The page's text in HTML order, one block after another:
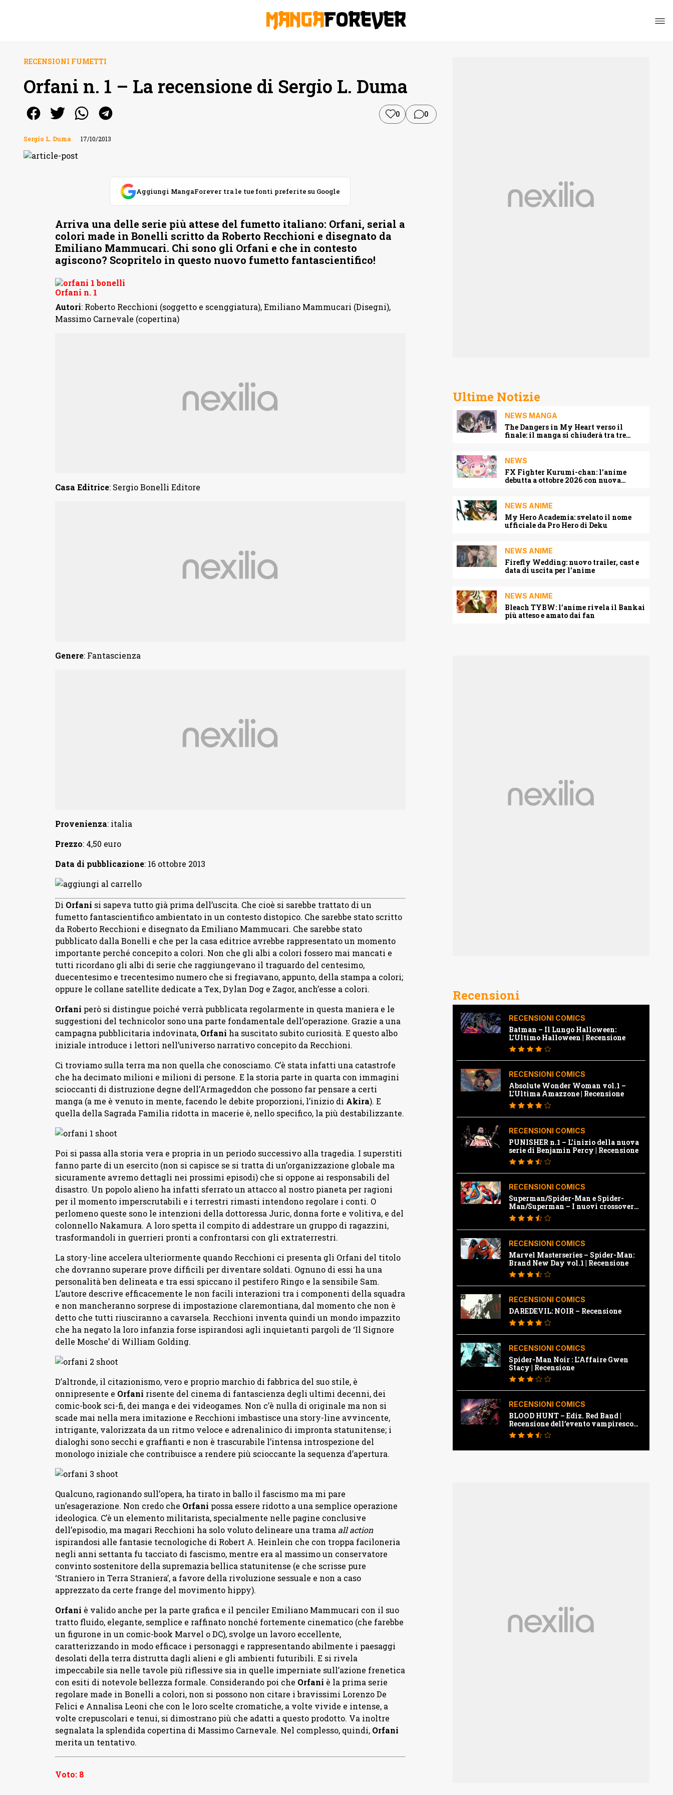
RECENSIONI FUMETTI
Orfani n. 1 – La recensione di Sergio L. Duma
0 0
Sergio L. Duma 17/10/2013
Aggiungi MangaForever tra le tue fonti preferite su Google
Arriva una delle serie più attese del fumetto italiano: Orfani, serial a
colori made in Bonelli scritto da Roberto Recchioni e disegnato da
Emiliano Mammucari. Chi sono gli Orfani e che in contesto
agiscono? Scopritelo in questo nuovo fumetto fantascientifico!
Orfani n. 1
Autori: Roberto Recchioni (soggetto e scenggiatura), Emiliano Mammucari (Disegni),
Massimo Carnevale (copertina)
Casa Editrice: Sergio Bonelli Editore
Genere: Fantascienza
Provenienza: italia
Prezzo: 4,50 euro
Data di pubblicazione: 16 ottobre 2013
Di Orfani si sapeva tutto già prima dell’uscita. Che cioè si sarebbe trattato di un
fumetto fantascientifico ambientato in un contesto distopico. Che sarebbe stato scritto
da Roberto Recchioni e disegnato da Emiliano Mammucari. Che sarebbe stato
pubblicato dalla Bonelli e che per la casa editrice avrebbe rappresentato un momento
importante perché concepito a colori. Non che gli albi a colori fossero mai mancati e
tutti ricordano gli albi di serie che raggiungevano il traguardo del centesimo,
duecentesimo e trecentesimo numero che si fregiavano, appunto, della stampa a colori;
oppure le collane satellite dedicate a Tex, Dylan Dog e Zagor, anch’esse a colori.
Orfani però si distingue poiché verrà pubblicata regolarmente in questa maniera e le
suggestioni del technicolor sono una parte fondamentale dell’operazione. Grazie a una
campagna pubblicitaria indovinata, Orfani ha suscitato subito curiosità. E questo albo
iniziale introduce i lettori nell’universo narrativo concepito da Recchioni.
Ci troviamo sulla terra ma non quella che conosciamo. C’è stata infatti una catastrofe
che ha decimato milioni e milioni di persone. E la storia parte in quarta con immagini
scioccanti di distruzione degne dell’Armageddon che possono far pensare a certi
manga (a me è venuto in mente, facendo le debite proporzioni, l’inizio di Akira). E
quella della Sagrada Familia ridotta in macerie è, nello specifico, la più destabilizzante.
Poi si passa alla storia vera e propria in un periodo successivo alla tragedia. I superstiti
fanno parte di un esercito (non si capisce se si tratta di un’organizzazione globale ma
sicuramente avremo dettagli nei prossimi episodi) che si oppone ai responsabili del
disastro. Un popolo alieno ha infatti sferrato un attacco al nostro pianeta per ragioni
per il momento imperscrutabili e i terrestri rimasti intendono regolare i conti. O
perlomeno queste sono le intenzioni della dottoressa Juric, donna forte e volitiva, e del
colonnello Nakamura. A loro spetta il compito di addestrare un gruppo di ragazzini,
trasformandoli in guerrieri pronti a confrontarsi con gli extraterrestri.
La story-line accelera ulteriormente quando Recchioni ci presenta gli Orfani del titolo
che dovranno superare prove difficili per diventare soldati. Ognuno di essi ha una
personalità ben delineata e tra essi spiccano il pestifero Ringo e la sensibile Sam.
L’autore descrive efficacemente le non facili interazioni tra i componenti della squadra
e non mancheranno sorprese di impostazione claremontiana, dal momento che non è
detto che tutti riusciranno a cavarsela. Recchioni inventa quindi un mondo impazzito
che ha negato la loro infanzia forse ispirandosi agli inquietanti pargoli de ‘Il Signore
delle Mosche’ di William Golding.
D’altronde, il citazionismo, vero e proprio marchio di fabbrica del suo stile, è
onnipresente e Orfani risente del cinema di fantascienza degli ultimi decenni, dei
comic-book sci-fi, dei manga e dei videogames. Non c’è nulla di originale ma non si
scade mai nella mera imitazione e Recchioni imbastisce una story-line avvincente,
intrigante, valorizzata da un ritmo veloce e adrenalinico di impronta statunitense; i
dialoghi sono secchi e graffianti e non è trascurabile l’intensa introspezione del
monologo iniziale che contribuisce a rendere più scioccante la sequenza d’apertura.
Qualcuno, ragionando sull’opera, ha tirato in ballo il fascismo ma mi pare
un’esagerazione. Non credo che Orfani possa essere ridotto a una semplice operazione
ideologica. C’è un elemento militarista, specialmente nelle pagine conclusive
dell’episodio, ma magari Recchioni ha solo voluto delineare una trama all action
ispirandosi alle fantasie tecnologiche di Robert A. Heinlein che con troppa faciloneria
negli anni settanta fu tacciato di fascismo, mentre era al massimo un conservatore
convinto sostenitore della supremazia bellica statunitense (e che scrisse pure
‘Straniero in Terra Straniera’, a favore della rivoluzione sessuale e non a caso
apprezzato da certe frange del movimento hippy).
Orfani è valido anche per la parte grafica e il penciler Emiliano Mammucari con il suo
tratto fluido, elegante, semplice e raffinato nonché fortemente cinematico (che farebbe
un figurone in un comic-book Marvel o DC), svolge un lavoro eccellente,
caratterizzando in modo efficace i personaggi e rappresentando abilmente i paesaggi
desolati della terra distrutta dagli alieni e gli ambienti futuribili. E si rivela
impeccabile sia nelle tavole più riflessive sia in quelle imperniate sull’azione frenetica
con esiti di notevole bellezza formale. Considerando poi che Orfani è la prima serie
regolare made in Bonelli a colori, non si possono non citare i bravissimi Lorenzo De
Felici e Annalisa Leoni che con le loro scelte cromatiche, a volte vivide e intense, a
volte crepuscolari e tenui, si dimostrano più che adatti a questo prodotto. Va inoltre
segnalata la splendida copertina di Massimo Carnevale. Nel complesso, quindi, Orfani
merita un tentativo.
Voto: 8
Ultime Notizie
NEWS MANGA
The Dangers in My Heart verso il
finale: il manga si chiuderà tra tre
NEWS
FX Fighter Kurumi-chan: l’anime
debutta a ottobre 2026 con nuova
NEWS ANIME
My Hero Academia: svelato il nome
ufficiale da Pro Hero di Deku
NEWS ANIME
Firefly Wedding: nuovo trailer, cast e
data di uscita per l’anime
NEWS ANIME
Bleach TYBW: l’anime rivela il Bankai
più atteso e amato dai fan
Recensioni
RECENSIONI COMICS
Batman – Il Lungo Halloween:
L’Ultimo Halloween | Recensione
RECENSIONI COMICS
Absolute Wonder Woman vol.1 –
L’Ultima Amazzone | Recensione
RECENSIONI COMICS
PUNISHER n.1 – L’inizio della nuova
serie di Benjamin Percy | Recensione
RECENSIONI COMICS
Superman/Spider-Man e Spider-
Man/Superman – I nuovi crossover
Marvel e Dc | Recensione
RECENSIONI COMICS
Marvel Masterseries – Spider-Man:
Brand New Day vol.1 | Recensione
RECENSIONI COMICS
DAREDEVIL: NOIR – Recensione
RECENSIONI COMICS
Spider-Man Noir : L’Affaire Gwen
Stacy | Recensione
RECENSIONI COMICS
BLOOD HUNT – Ediz. Red Band |
Recensione dell’evento vampiresco
della Marvel